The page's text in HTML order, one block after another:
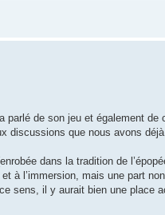
parlé de son jeu et également
que nous avons
dans la tradition de
à l’immersion, mais une part
sens, il y aurait bien une place